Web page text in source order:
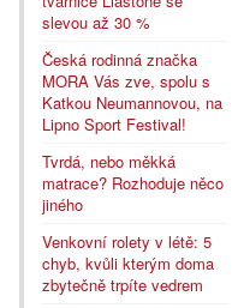
slevou až 30 %
Česká rodinná značka
MORA Vás zve, spolu s
Katkou Neumannovou, na
Lipno Sport Festival!
Tvrdá, nebo měkká
matrace? Rozhoduje něco
jiného
Venkovní rolety v létě: 5
chyb, kvůli kterým doma
zbytečně trpíte vedrem